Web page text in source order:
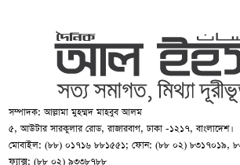
সম্পাদক: আল্লামা মুহম্মদ মাহবুব আলম
৫, আউটার সারকুলার রোড, রাজারবাগ, ঢাকা -১২১৭, বাংলাদেশ।
মোবাইল: (৮৮) ০১৭১৬ ৮৮১৫৫১; ফোন: (৮৮ ০২) ৮৩১৭০১৯,
ফ্যাক্স: (৮৮ ০২) ৯৩৩৮৭৮৮